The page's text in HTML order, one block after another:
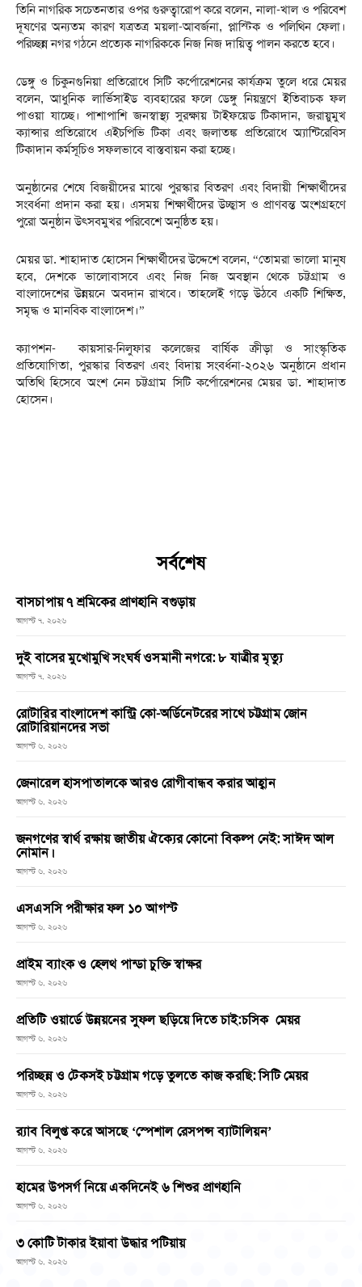
তিনি নাগরিক সচেতনতার ওপর গুরুত্বারোপ করে বলেন, নালা-খাল ও পরিবেশ
দূষণের অন্যতম কারণ যত্রতত্র ময়লা-আবর্জনা, প্লাস্টিক ও পলিথিন ফেলা।
পরিচ্ছন্ন নগর গঠনে প্রত্যেক নাগরিককে নিজ নিজ দায়িত্ব পালন করতে হবে।
ডেঙ্গু ও চিকুনগুনিয়া প্রতিরোধে সিটি কর্পোরেশনের কার্যক্রম তুলে ধরে মেয়র
বলেন, আধুনিক লার্ভিসাইড ব্যবহারের ফলে ডেঙ্গু নিয়ন্ত্রণে ইতিবাচক ফল
পাওয়া যাচ্ছে। পাশাপাশি জনস্বাস্থ্য সুরক্ষায় টাইফয়েড টিকাদান, জরায়ুমুখ
ক্যান্সার প্রতিরোধে এইচপিভি টিকা এবং জলাতঙ্ক প্রতিরোধে অ্যান্টিরেবিস
টিকাদান কর্মসূচিও সফলভাবে বাস্তবায়ন করা হচ্ছে।
অনুষ্ঠানের শেষে বিজয়ীদের মাঝে পুরস্কার বিতরণ এবং বিদায়ী শিক্ষার্থীদের
সংবর্ধনা প্রদান করা হয়। এসময় শিক্ষার্থীদের উচ্ছ্বাস ও প্রাণবন্ত অংশগ্রহণে
পুরো অনুষ্ঠান উৎসবমুখর পরিবেশে অনুষ্ঠিত হয়।
মেয়র ডা. শাহাদাত হোসেন শিক্ষার্থীদের উদ্দেশে বলেন, “তোমরা ভালো মানুষ
হবে, দেশকে ভালোবাসবে এবং নিজ নিজ অবস্থান থেকে চট্টগ্রাম ও
বাংলাদেশের উন্নয়নে অবদান রাখবে। তাহলেই গড়ে উঠবে একটি শিক্ষিত,
সমৃদ্ধ ও মানবিক বাংলাদেশ।”
ক্যাপশন- কায়সার-নিলুফার কলেজের বার্ষিক ক্রীড়া ও সাংস্কৃতিক
প্রতিযোগিতা, পুরস্কার বিতরণ এবং বিদায় সংবর্ধনা-২০২৬ অনুষ্ঠানে প্রধান
অতিথি হিসেবে অংশ নেন চট্টগ্রাম সিটি কর্পোরেশনের মেয়র ডা. শাহাদাত
হোসেন।
সর্বশেষ
বাসচাপায় ৭ শ্রমিকের প্রাণহানি বগুড়ায়
আগস্ট ৭, ২০২৬
দুই বাসের মুখোমুখি সংঘর্ষ ওসমানী নগরে: ৮ যাত্রীর মৃত্যু
আগস্ট ৭, ২০২৬
রোটারির বাংলাদেশ কান্ট্রি কো-অর্ডিনেটরের সাথে চট্টগ্রাম জোন
রোটারিয়ানদের সভা
আগস্ট ৬, ২০২৬
জেনারেল হাসপাতালকে আরও রোগীবান্ধব করার আহ্বান
আগস্ট ৬, ২০২৬
জনগণের স্বার্থ রক্ষায় জাতীয় ঐক্যের কোনো বিকল্প নেই: সাঈদ আল
নোমান।
আগস্ট ৬, ২০২৬
এসএসসি পরীক্ষার ফল ১০ আগস্ট
আগস্ট ৬, ২০২৬
প্রাইম ব্যাংক ও হেলথ পান্ডা চুক্তি স্বাক্ষর
আগস্ট ৬, ২০২৬
প্রতিটি ওয়ার্ডে উন্নয়নের সুফল ছড়িয়ে দিতে চাই:চসিক মেয়র
আগস্ট ৬, ২০২৬
পরিচ্ছন্ন ও টেকসই চট্টগ্রাম গড়ে তুলতে কাজ করছি: সিটি মেয়র
আগস্ট ৬, ২০২৬
র‌্যাব বিলুপ্ত করে আসছে ‘স্পেশাল রেসপন্স ব্যাটালিয়ন’
আগস্ট ৬, ২০২৬
হামের উপসর্গ নিয়ে একদিনেই ৬ শিশুর প্রাণহানি
আগস্ট ৬, ২০২৬
৩ কোটি টাকার ইয়াবা উদ্ধার পটিয়ায়
আগস্ট ৬, ২০২৬